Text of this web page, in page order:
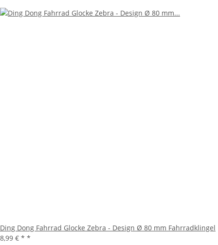
Ding Dong Fahrrad Glocke Zebra - Design Ø 80 mm Fahrradklingel
8,99 € * *